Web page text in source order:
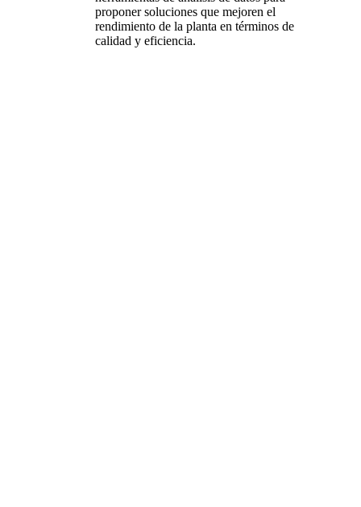
proponer soluciones que mejoren el
rendimiento de la planta en términos de
calidad y eficiencia.